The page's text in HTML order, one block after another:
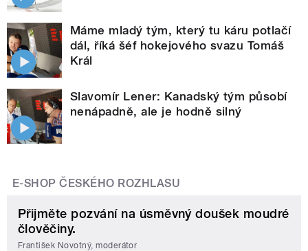
Máme mladý tým, který tu káru potlačí
dál, říká šéf hokejového svazu Tomáš
Král
Slavomír Lener: Kanadský tým působí
nenápadně, ale je hodně silný
E-SHOP ČESKÉHO ROZHLASU
Přijměte pozvání na úsměvný doušek moudré
člověčiny.
František Novotný, moderátor